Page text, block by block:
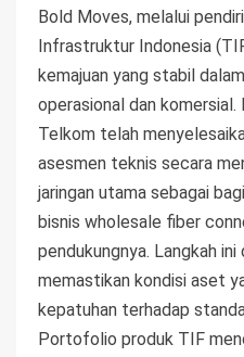
Bold Moves, melalui
Infrastruktur Indonesia
kemajuan yang stabil
operasional dan
Telkom telah
asesmen teknis secara
jaringan utama sebagai
bisnis wholesale fiber
pendukungnya. Langkah
memastikan kondisi aset
kepatuhan terhadap
Portofolio produk TIF